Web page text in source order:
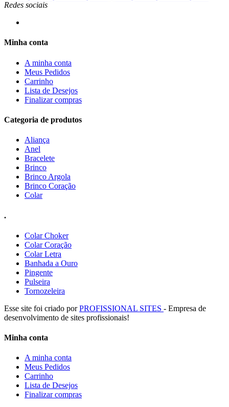
Redes sociais
Minha conta
A minha conta
Meus Pedidos
Carrinho
Lista de Desejos
Finalizar compras
Categoria de produtos
Aliança
Anel
Bracelete
Brinco
Brinco Argola
Brinco Coração
Colar
.
Colar Choker
Colar Coração
Colar Letra
Banhada a Ouro
Pingente
Pulseira
Tornozeleira
Esse site foi criado porPROFISSIONAL SITES - Empresa de
desenvolvimento de sites profissionais!
Minha conta
A minha conta
Meus Pedidos
Carrinho
Lista de Desejos
Finalizar compras